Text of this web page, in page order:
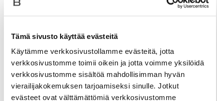
Tämä sivusto käyttää evästeitä
Käytämme verkkosivustollamme evästeitä, jotta
verkkosivustomme toimii oikein ja jotta voimme yksilöidä
verkkosivustomme sisältöä mahdollisimman hyvän
vierailijakokemuksen tarjoamiseksi sinulle. Jotkut
evästeet ovat välttämättömiä verkkosivustomme